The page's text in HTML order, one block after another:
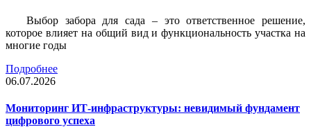
Выбор забора для сада – это ответственное решение,
которое влияет на общий вид и функциональность участка на
многие годы
Подробнее
06.07.2026
Мониторинг ИТ-инфраструктуры: невидимый фундамент
цифрового успеха